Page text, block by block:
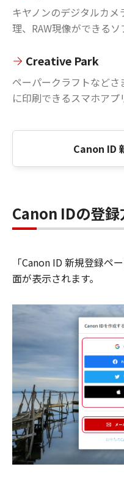
キヤノンのデジタルカ
理、RAW現像ができるソ
Creative Park
ペーパークラフトなど
に印刷できるスマホアプ
Canon ID
Canon IDの登録
「Canon ID 新規登録ペ
面が表示されます。